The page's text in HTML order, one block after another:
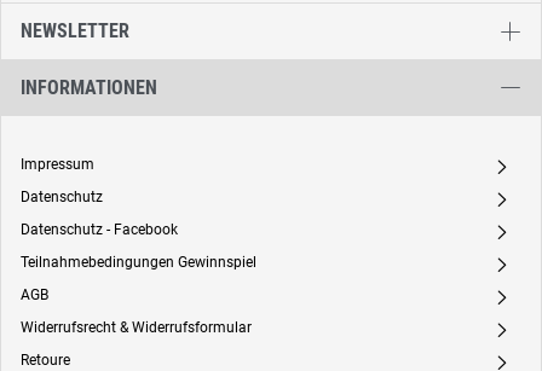
NEWSLETTER
INFORMATIONEN
Impressum A
Datenschutz A
Datenschutz - Facebook A
Teilnahmebedingungen Gewinnspiel A
AGB A
Widerrufsrecht & Widerrufsformular A
Retoure A